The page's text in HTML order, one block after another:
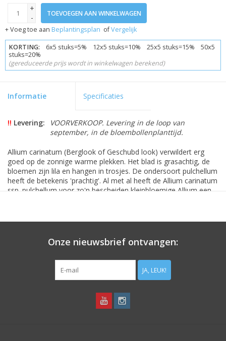
+
-
TOEVOEGEN AAN WINKELWAGEN
+ Voeg toe aan Beplantingsplan ofVergelijk
KORTING: 6x5 stuks=5% 12x5 stuks=10% 25x5 stuks=15% 50x5
stuks=20%
(gereduceerde prijs wordt in winkelwagen berekend)
Informatie Specificaties
!! Levering:
VOORVERKOOP. Levering in de loop van
september, in de bloembollenplanttijd.
Allium carinatum (Berglook of Geschubd look) verwildert erg
goed op de zonnige warme plekken. Het blad is grasachtig, de
bloemen zijn lila en hangen in trosjes. De ondersoort pulchellum
heeft de betekenis 'prachtig'. Al met al heeft de Allium carinatum
ssp. pulchellum voor zo'n bescheiden kleinbloemige Allium een
Allium carinatum is inheems in Zuid- en Midden-Europa.
Onze nieuwsbrief ontvangen:
JA, LEUK!